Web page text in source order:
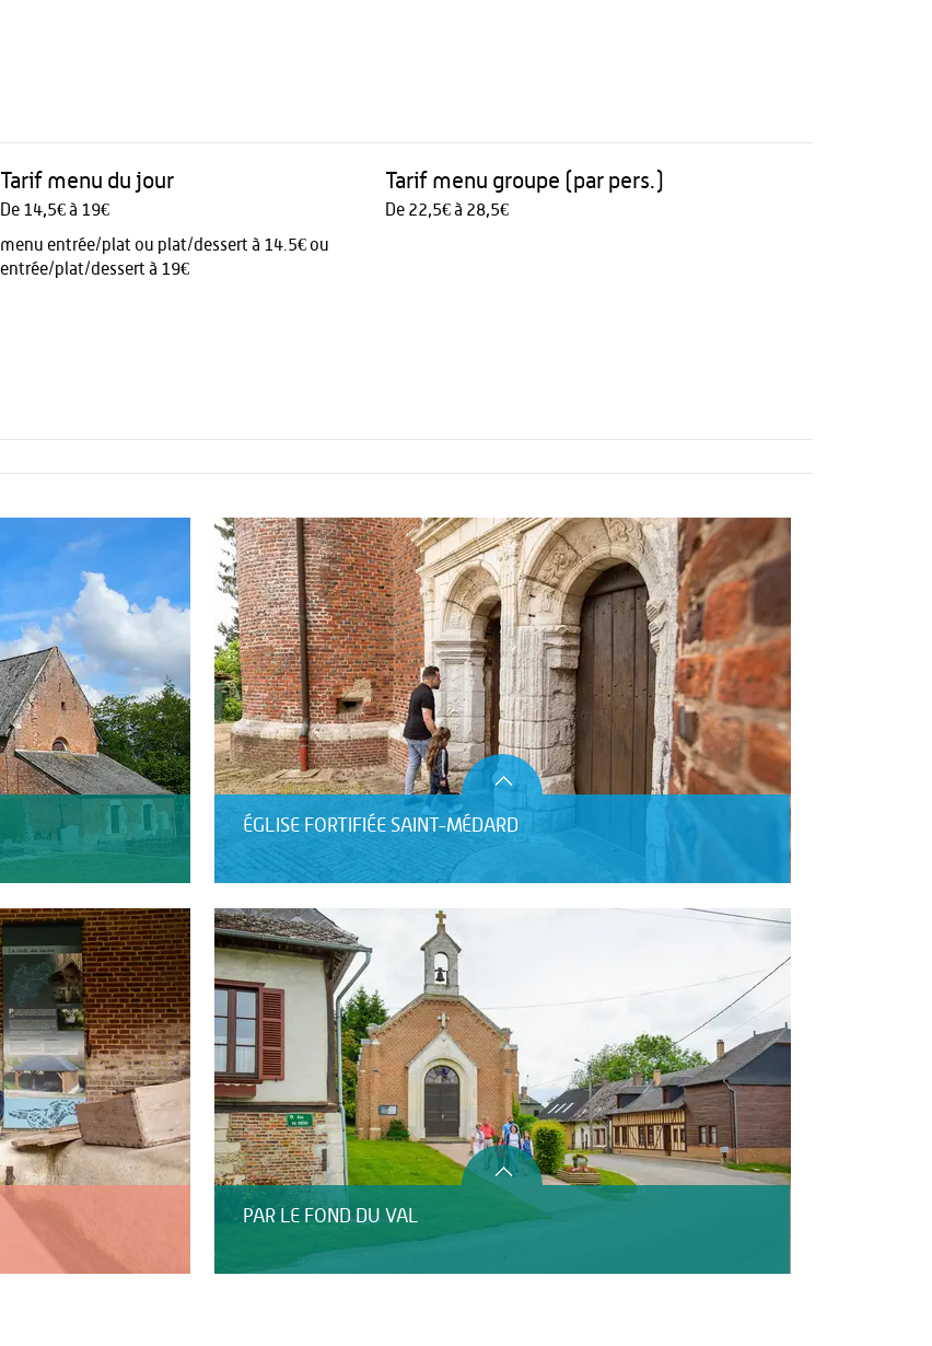
Tarif menu du jour
De 14,5€ à 19€
menu entrée/plat ou plat/dessert à 14.5€ ou
entrée/plat/dessert à 19€
Tarif menu groupe (par pers.)
De 22,5€ à 28,5€
ÉGLISE FORTIFIÉE SAINT-MÉDARD
PAR LE FOND DU VAL